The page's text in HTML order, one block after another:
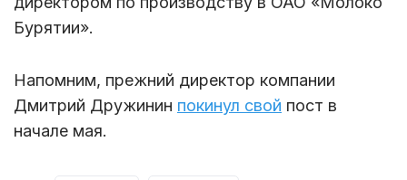
Бурятии».
Напомним, прежний директор компании
Дмитрий Дружинин покинул свой пост в
начале мая.